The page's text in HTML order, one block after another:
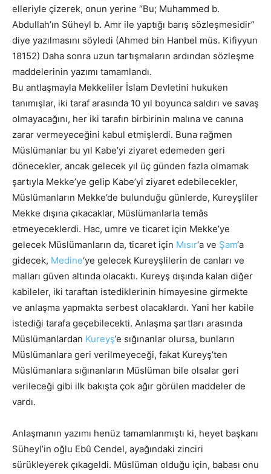
elleriyle çizerek, onun yerine “Bu; Muhammed b.
Abdullah’ın Süheyl b. Amr ile yaptığı barış sözleşmesidir”
diye yazılmasını söyledi (Ahmed bin Hanbel müs. Kifiyyun
18152) Daha sonra uzun tartışmaların ardından sözleşme
maddelerinin yazımı tamamlandı.
Bu antlaşmayla Mekkeliler İslam Devletini hukuken
tanımışlar, iki taraf arasında 10 yıl boyunca saldırı ve savaş
olmayacağını, her iki tarafın birbirinin malına ve canına
zarar vermeyeceğini kabul etmişlerdi. Buna rağmen
Müslümanlar bu yıl Kabe’yi ziyaret edemeden geri
dönecekler, ancak gelecek yıl üç günden fazla olmamak
şartıyla Mekke’ye gelip Kabe’yi ziyaret edebilecekler,
Müslümanların Mekke’de bulunduğu günlerde, Kureyşliler
Mekke dışına çıkacaklar, Müslümanlarla temâs
etmeyeceklerdi. Hac, umre ve ticaret için Mekke’ye
gelecek Müslümanların da, ticaret için Mısır‘a ve Şam‘a
gidecek, Medine‘ye gelecek Kureyşlilerin de canları ve
malları güven altında olacaktı. Kureyş dışında kalan diğer
kabileler, iki taraftan istediklerinin himayesine girmekte
ve anlaşma yapmakta serbest olacaklardı. Yani her kabile
istediği tarafa geçebilecekti. Anlaşma şartları arasında
Müslümanlardan Kureyş‘e sığınanlar olursa, bunların
Müslümanlara geri verilmeyeceği, fakat Kureyş’ten
Müslümanlara sığınanların Müslüman bile olsalar geri
verileceği gibi ilk bakışta çok ağır görülen maddeler de
vardı.
Anlaşmanın yazımı henüz tamamlanmıştı ki, heyet başkanı
Süheyl’in oğlu Ebû Cendel, ayağındaki zinciri
sürükleyerek çıkageldi. Müslüman olduğu için, babası onu